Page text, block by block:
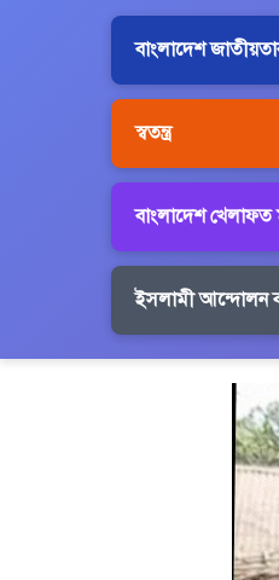
বাংলাদেশ
স্বতন্ত্র
বাংলাদেশ
ইসলামী আন্দোলন